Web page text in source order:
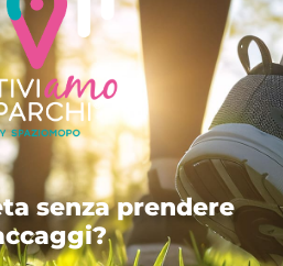
senza prendere